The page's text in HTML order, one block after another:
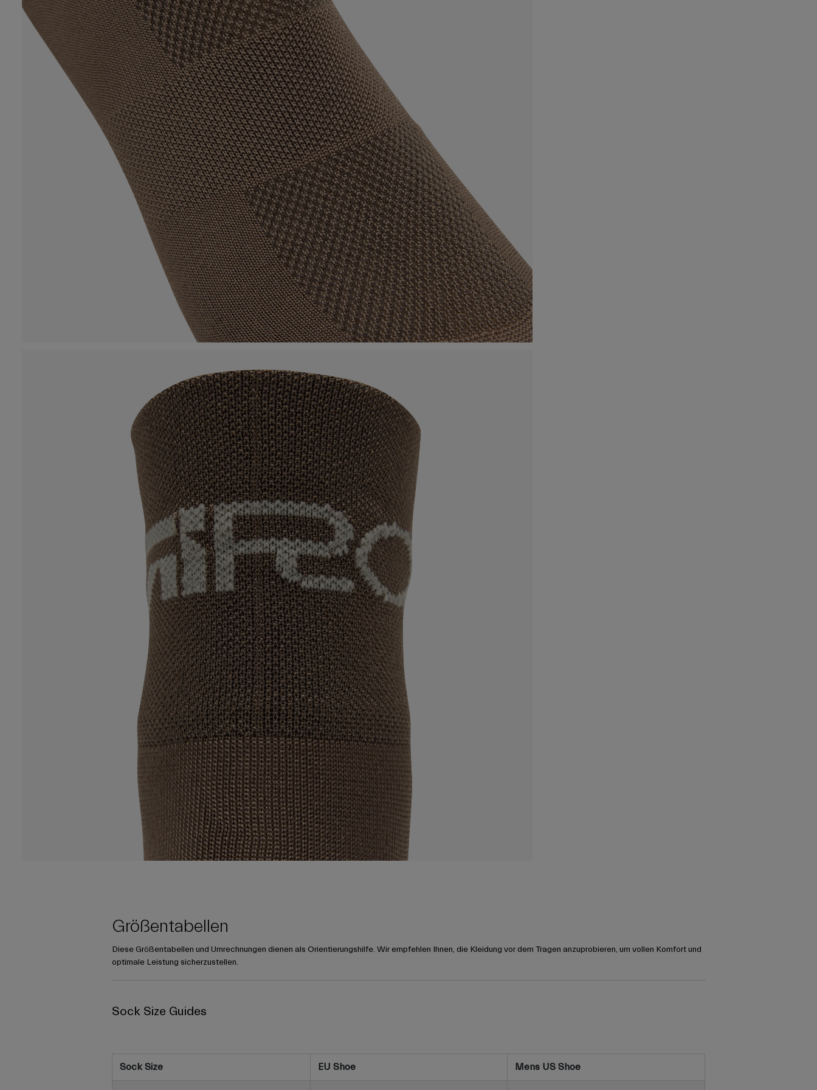
Größentabellen
Diese Größentabellen und Umrechnungen dienen als Orientierungshilfe. Wir empfehlen Ihnen, die Kleidung vor dem Tragen anzuprobieren, um vollen Komfort und
optimale Leistung sicherzustellen.
Sock Size Guides
Sock Size EU Shoe Mens US Shoe